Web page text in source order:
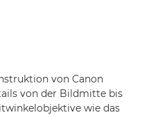
von Canon
von der Bildmitte bis
wie das